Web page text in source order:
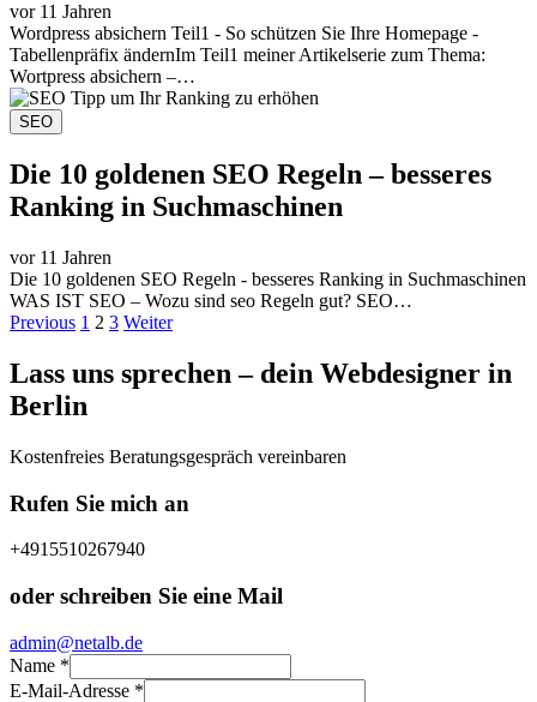
vor 11 Jahren
Wordpress absichern Teil1 - So schützen Sie Ihre Homepage -
Tabellenpräfix ändernIm Teil1 meiner Artikelserie zum Thema:
Wortpress absichern –…
SEO
Die 10 goldenen SEO Regeln – besseres
Ranking in Suchmaschinen
vor 11 Jahren
Die 10 goldenen SEO Regeln - besseres Ranking in Suchmaschinen
WAS IST SEO – Wozu sind seo Regeln gut? SEO…
Previous 1 2 3 Weiter
Lass uns sprechen – dein Webdesigner in
Berlin
Kostenfreies Beratungsgespräch vereinbaren
Rufen Sie mich an
+4915510267940
oder schreiben Sie eine Mail
admin@netalb.de
Name *
E-Mail-Adresse *